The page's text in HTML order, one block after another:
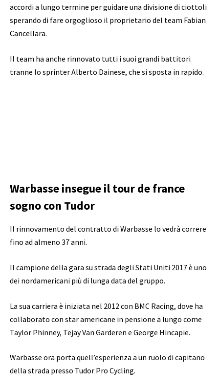
accordi a lungo termine per guidare una divisione di ciottoli
sperando di fare orgoglioso il proprietario del team Fabian
Cancellara.
Il team ha anche rinnovato tutti i suoi grandi battitori
tranne lo sprinter Alberto Dainese, che si sposta in rapido.
Warbasse insegue il tour de france
sogno con Tudor
Il rinnovamento del contratto di Warbasse lo vedrà correre
fino ad almeno 37 anni.
Il campione della gara su strada degli Stati Uniti 2017 è uno
dei nordamericani più di lunga data del gruppo.
La sua carriera è iniziata nel 2012 con BMC Racing, dove ha
collaborato con star americane in pensione a lungo come
Taylor Phinney, Tejay Van Garderen e George Hincapie.
Warbasse ora porta quell’esperienza a un ruolo di capitano
della strada presso Tudor Pro Cycling.